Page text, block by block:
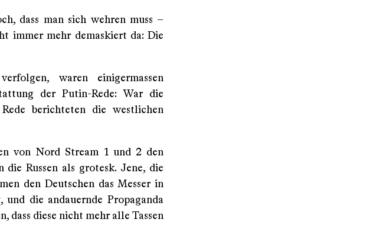
dass man sich wehren muss –
immer mehr demaskiert da: Die
waren einigermassen
der Putin-Rede: War die
berichteten die westlichen
von Nord Stream 1 und 2 den
die Russen als grotesk. Jene, die
den Deutschen das Messer in
die andauernde Propaganda
dass diese nicht mehr alle Tassen